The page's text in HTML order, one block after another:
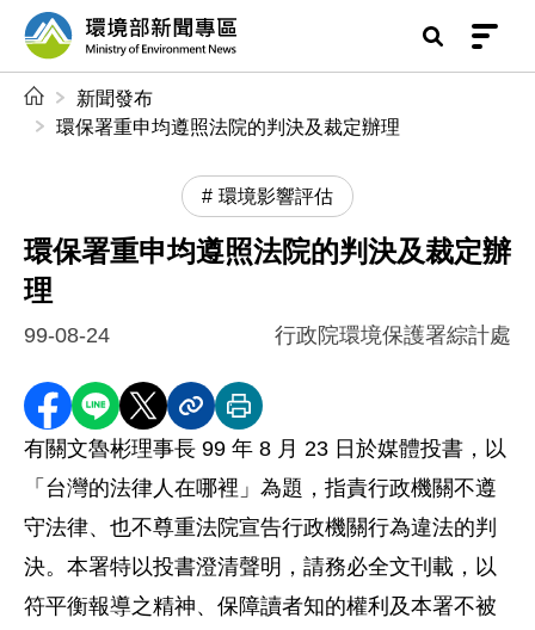
前往中央內容區塊
環境部新聞專區
新聞發布
環保署重申均遵照法院的判決及裁定辦理
環境影響評估
環保署重申均遵照法院的判決及裁定辦
理
99-08-24 行政院環境保護署綜計處
分享至 Facebook
分享到 LINE
分享到 X分享內容連結
列印本頁
有關文魯彬理事長 99 年 8 月 23 日於媒體投書，以
「台灣的法律人在哪裡」為題，指責行政機關不遵
守法律、也不尊重法院宣告行政機關行為違法的判
決。本署特以投書澄清聲明，請務必全文刊載，以
符平衡報導之精神、保障讀者知的權利及本署不被